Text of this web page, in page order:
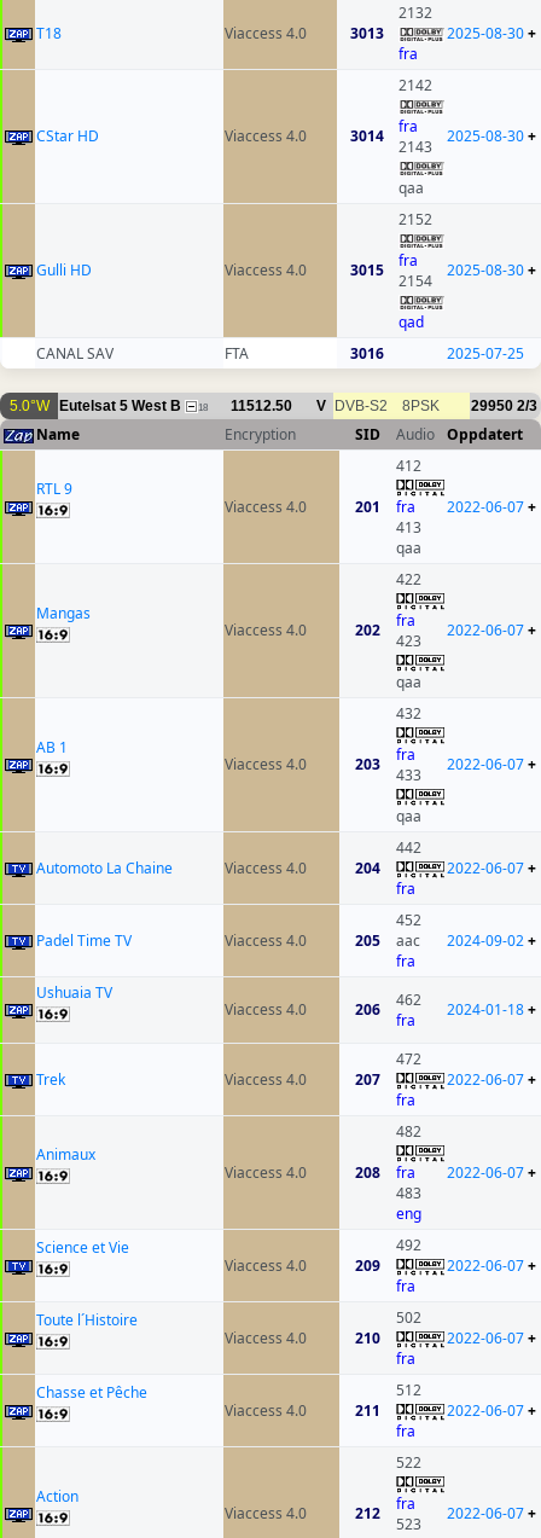
T18 Viaccess 4.0 3013
2132
fra
2025-08-30+
CStar HD Viaccess 4.0 3014
2142
fra
2143
qaa
2025-08-30+
Gulli HD Viaccess 4.0 3015
2152
fra
2154
qad
2025-08-30+
CANAL SAV FTA 3016 2025-07-25
5.0°W Eutelsat 5 West B 18 11512.50 V DVB-S2 8PSK 29950 2/3
Name Encryption SID Audio Oppdatert
RTL 9
Viaccess 4.0
201
412
fra
413
qaa
2022-06-07+
Mangas
Viaccess 4.0
202
422
fra
423
qaa
2022-06-07+
AB 1
Viaccess 4.0
203
432
fra
433
qaa
2022-06-07+
Automoto La Chaine Viaccess 4.0 204
442
fra
2022-06-07+
Padel Time TV Viaccess 4.0 205
452
aac
fra
2024-09-02+
Ushuaia TV
Viaccess 4.0
206
462
fra
2024-01-18+
Trek Viaccess 4.0 207
472
fra
2022-06-07+
Animaux
Viaccess 4.0
208
482
fra
483
eng
2022-06-07+
Science et Vie
Viaccess 4.0
209
492
fra
2022-06-07+
Toute l´Histoire
Viaccess 4.0
210
502
fra
2022-06-07+
Chasse et Pêche
Viaccess 4.0
211
512
fra
2022-06-07+
Action
Viaccess 4.0
212
522
fra
523
2022-06-07+